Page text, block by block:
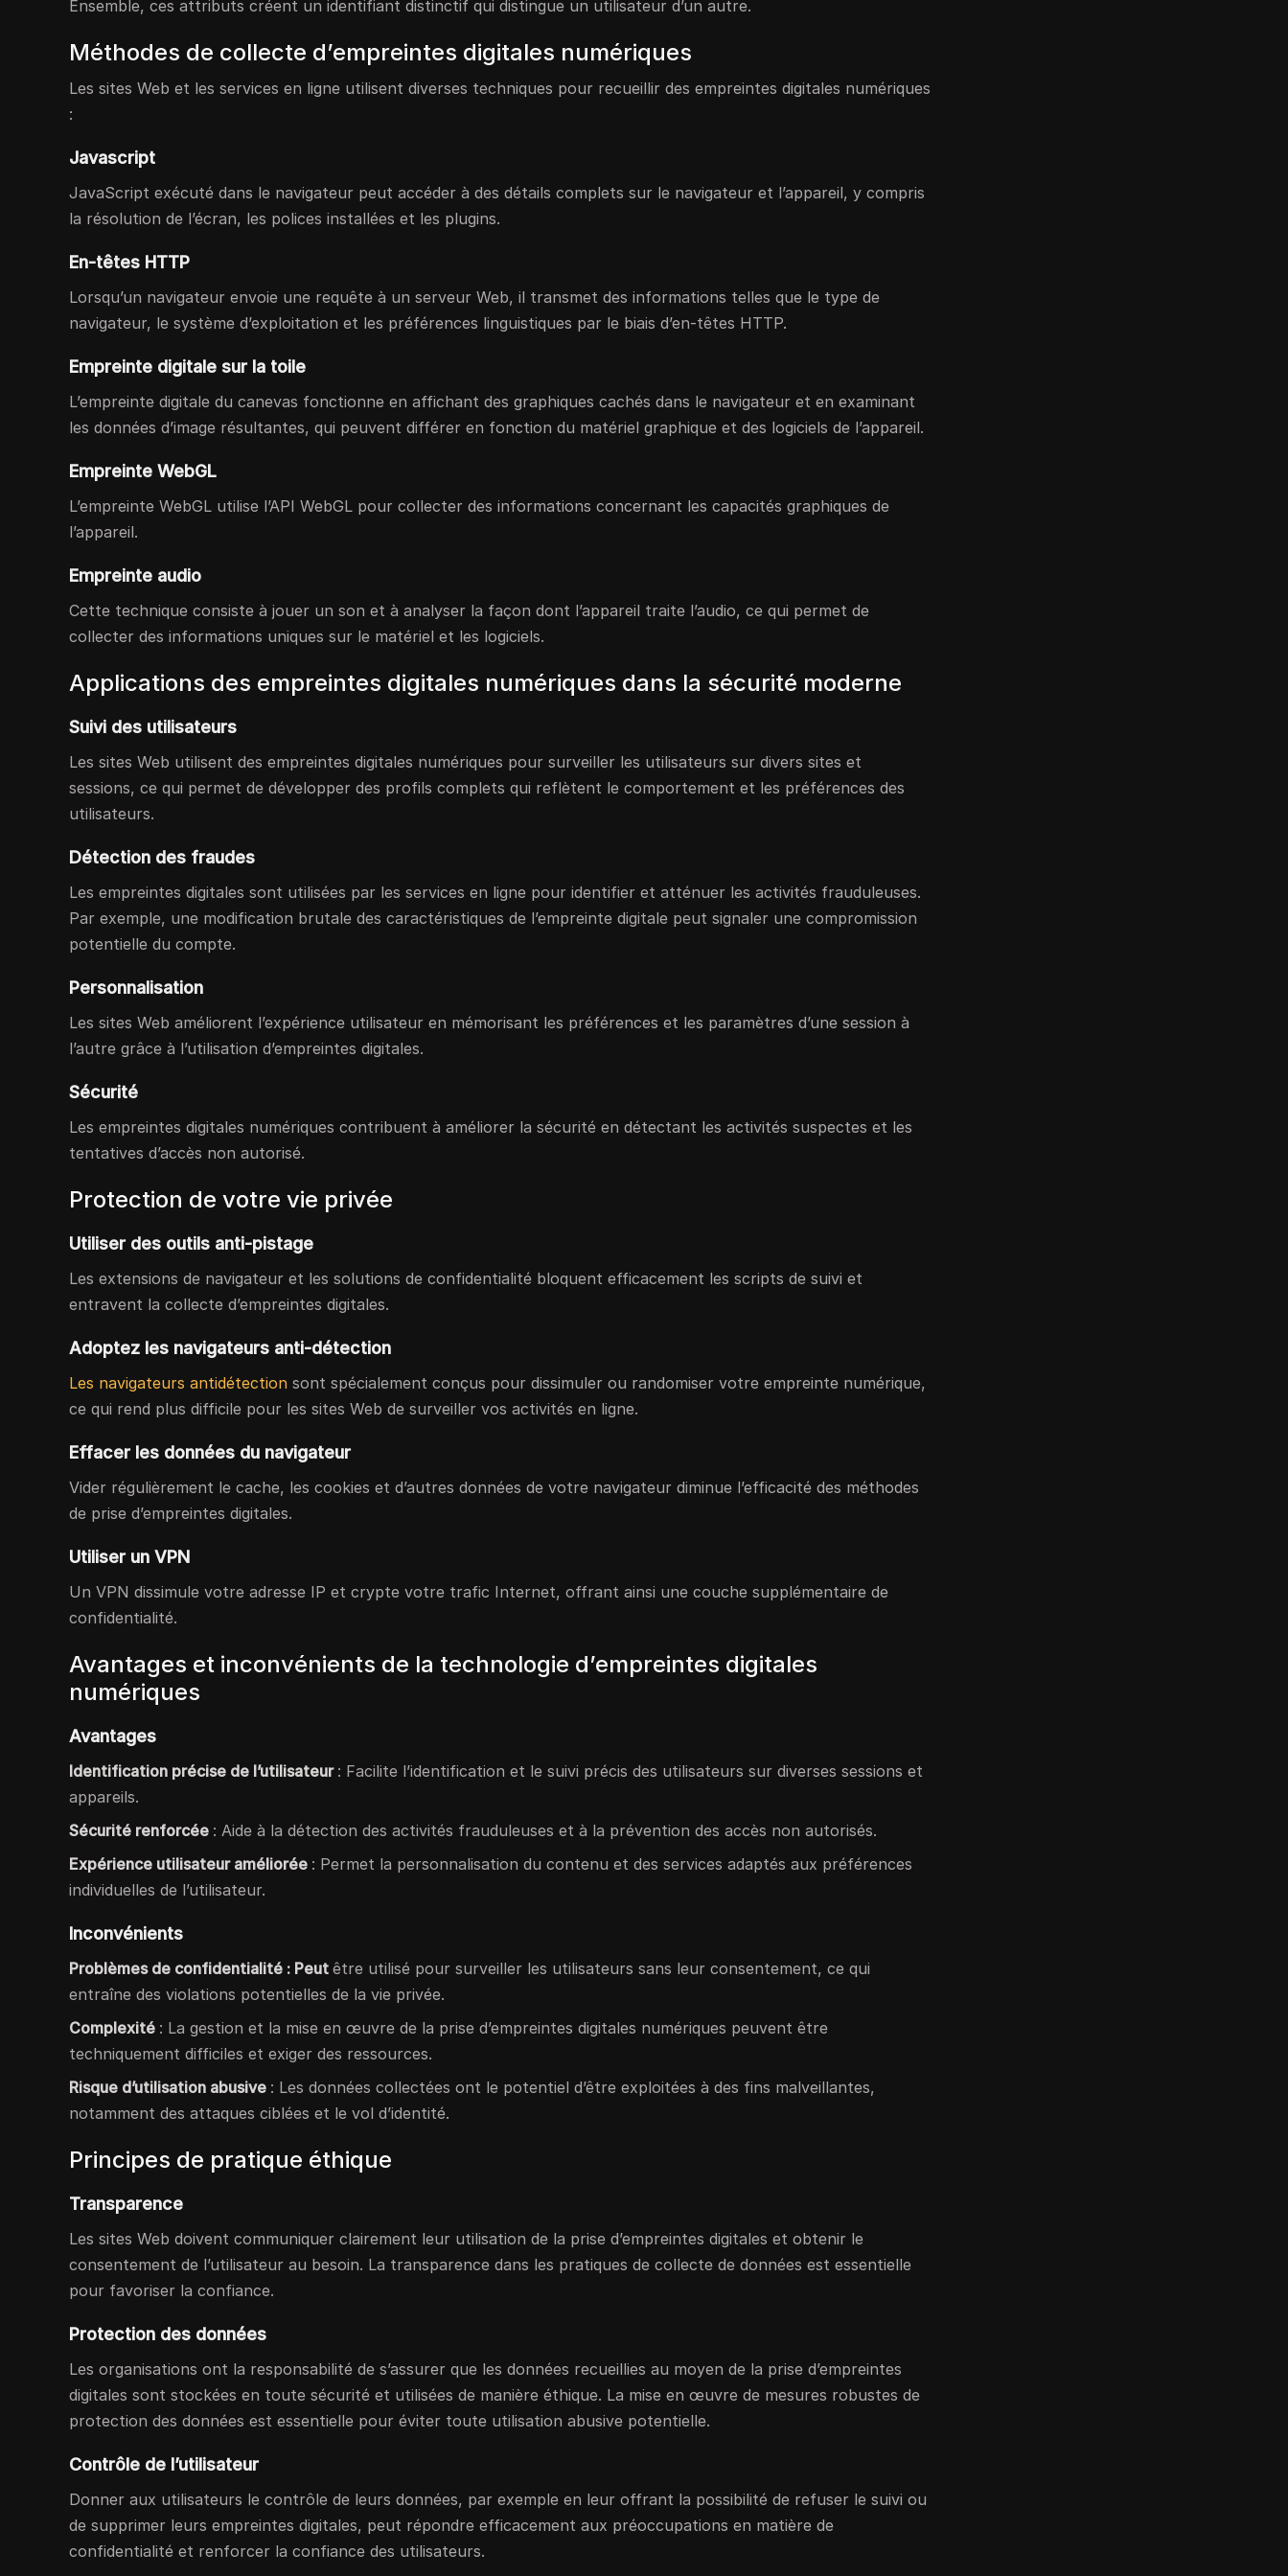
Ensemble, ces attributs créent un identifiant distinctif qui distingue un utilisateur d’un autre.
Méthodes de collecte d’empreintes digitales numériques
Les sites Web et les services en ligne utilisent diverses techniques pour recueillir des empreintes digitales numériques
:
Javascript
JavaScript exécuté dans le navigateur peut accéder à des détails complets sur le navigateur et l’appareil, y compris
la résolution de l’écran, les polices installées et les plugins.
En-têtes HTTP
Lorsqu’un navigateur envoie une requête à un serveur Web, il transmet des informations telles que le type de
navigateur, le système d’exploitation et les préférences linguistiques par le biais d’en-têtes HTTP.
Empreinte digitale sur la toile
L’empreinte digitale du canevas fonctionne en affichant des graphiques cachés dans le navigateur et en examinant
les données d’image résultantes, qui peuvent différer en fonction du matériel graphique et des logiciels de l’appareil.
Empreinte WebGL
L’empreinte WebGL utilise l’API WebGL pour collecter des informations concernant les capacités graphiques de
l’appareil.
Empreinte audio
Cette technique consiste à jouer un son et à analyser la façon dont l’appareil traite l’audio, ce qui permet de
collecter des informations uniques sur le matériel et les logiciels.
Applications des empreintes digitales numériques dans la sécurité moderne
Suivi des utilisateurs
Les sites Web utilisent des empreintes digitales numériques pour surveiller les utilisateurs sur divers sites et
sessions, ce qui permet de développer des profils complets qui reflètent le comportement et les préférences des
utilisateurs.
Détection des fraudes
Les empreintes digitales sont utilisées par les services en ligne pour identifier et atténuer les activités frauduleuses.
Par exemple, une modification brutale des caractéristiques de l’empreinte digitale peut signaler une compromission
potentielle du compte.
Personnalisation
Les sites Web améliorent l’expérience utilisateur en mémorisant les préférences et les paramètres d’une session à
l’autre grâce à l’utilisation d’empreintes digitales.
Sécurité
Les empreintes digitales numériques contribuent à améliorer la sécurité en détectant les activités suspectes et les
tentatives d’accès non autorisé.
Protection de votre vie privée
Utiliser des outils anti-pistage
Les extensions de navigateur et les solutions de confidentialité bloquent efficacement les scripts de suivi et
entravent la collecte d’empreintes digitales.
Adoptez les navigateurs anti-détection
Les navigateurs antidétection sont spécialement conçus pour dissimuler ou randomiser votre empreinte numérique,
ce qui rend plus difficile pour les sites Web de surveiller vos activités en ligne.
Effacer les données du navigateur
Vider régulièrement le cache, les cookies et d’autres données de votre navigateur diminue l’efficacité des méthodes
de prise d’empreintes digitales.
Utiliser un VPN
Un VPN dissimule votre adresse IP et crypte votre trafic Internet, offrant ainsi une couche supplémentaire de
confidentialité.
Avantages et inconvénients de la technologie d’empreintes digitales
numériques
Avantages
Identification précise de l’utilisateur : Facilite l’identification et le suivi précis des utilisateurs sur diverses sessions et
appareils.
Sécurité renforcée : Aide à la détection des activités frauduleuses et à la prévention des accès non autorisés.
Expérience utilisateur améliorée : Permet la personnalisation du contenu et des services adaptés aux préférences
individuelles de l’utilisateur.
Inconvénients
Problèmes de confidentialité : Peut être utilisé pour surveiller les utilisateurs sans leur consentement, ce qui
entraîne des violations potentielles de la vie privée.
Complexité : La gestion et la mise en œuvre de la prise d’empreintes digitales numériques peuvent être
techniquement difficiles et exiger des ressources.
Risque d’utilisation abusive : Les données collectées ont le potentiel d’être exploitées à des fins malveillantes,
notamment des attaques ciblées et le vol d’identité.
Principes de pratique éthique
Transparence
Les sites Web doivent communiquer clairement leur utilisation de la prise d’empreintes digitales et obtenir le
consentement de l’utilisateur au besoin. La transparence dans les pratiques de collecte de données est essentielle
pour favoriser la confiance.
Protection des données
Les organisations ont la responsabilité de s’assurer que les données recueillies au moyen de la prise d’empreintes
digitales sont stockées en toute sécurité et utilisées de manière éthique. La mise en œuvre de mesures robustes de
protection des données est essentielle pour éviter toute utilisation abusive potentielle.
Contrôle de l’utilisateur
Donner aux utilisateurs le contrôle de leurs données, par exemple en leur offrant la possibilité de refuser le suivi ou
de supprimer leurs empreintes digitales, peut répondre efficacement aux préoccupations en matière de
confidentialité et renforcer la confiance des utilisateurs.